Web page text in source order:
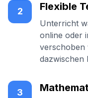
2 Flexible
Unterricht
online oder
verschoben
dazwischen
3